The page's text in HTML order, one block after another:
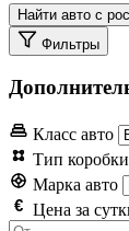
Найти авто с
Фильтры
Класс авто
Тип
Марка авто
Цена за